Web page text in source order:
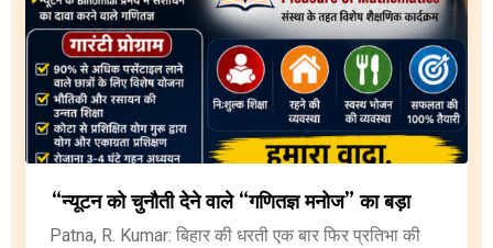
“न्यूटन को चुनौती देने वाले “गणितज्ञ मनोज” का बड़ा
Patna, R. Kumar: बिहार की धरती एक बार फिर प्रतिभा की